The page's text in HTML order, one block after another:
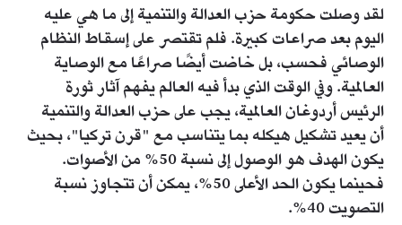
لقد وصلت حكومة حزب العدالة والتنمية إلى ما هي عليه
اليوم بعد صراعات كبيرة. فلم تقتصر على إسقاط النظام
الوصائي فحسب، بل خاضت أيضًا صراعًا مع الوصاية
العالمية. وفي الوقت الذي بدأ فيه العالم يفهم آثار ثورة
الرئيس أردوغان العالمية، يجب على حزب العدالة والتنمية
أن يعيد تشكيل هيكله بما يتناسب مع "قرن تركيا"، بحيث
يكون الهدف هو الوصول إلى نسبة 50% من الأصوات.
فحينما يكون الحد الأعلى 50%، يمكن أن تتجاوز نسبة
التصويت 40%.